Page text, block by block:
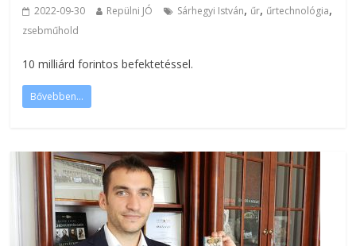
2022-09-30 Repülni JÓ Sárhegyi István, űr, űrtechnológia,
zsebműhold
10 milliárd forintos befektetéssel.
Bővebben...